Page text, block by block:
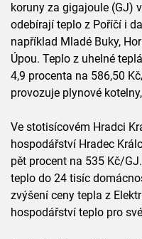
koruny za gigajoule (GJ)
odebírají teplo z Poříčí i
například Mladé Buky,
Úpou. Teplo z uhelné
4,9 procenta na 586,50
provozuje plynové
Ve stotisícovém Hradci
hospodářství Hradec
pět procent na 535 Kč/
teplo do 24 tisíc
zvýšení ceny tepla z
hospodářství teplo pro